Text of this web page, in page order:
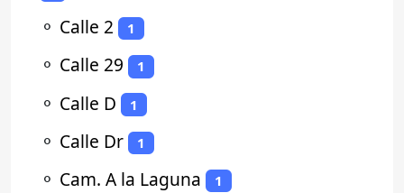
⚬ Calle 2 1
⚬ Calle 29 1
⚬ Calle D 1
⚬ Calle Dr 1
⚬ Cam. A la Laguna 1